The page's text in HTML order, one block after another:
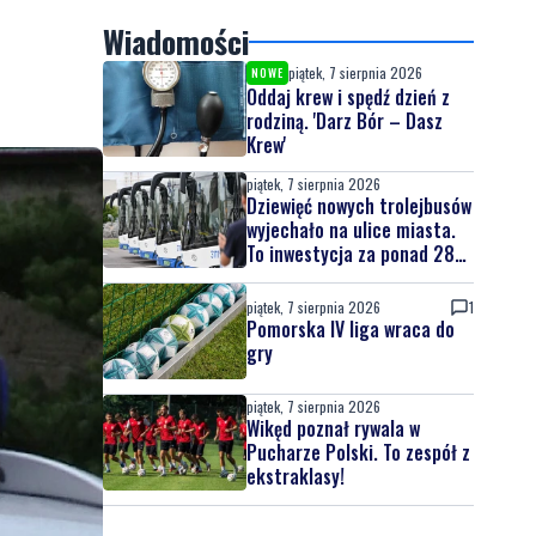
Wiadomości
NOWE piątek, 7 sierpnia 2026
Oddaj krew i spędź dzień z
rodziną. 'Darz Bór – Dasz
Krew'
piątek, 7 sierpnia 2026
Dziewięć nowych trolejbusów
wyjechało na ulice miasta.
To inwestycja za ponad 28
mln zł
piątek, 7 sierpnia 2026 1
Pomorska IV liga wraca do
gry
piątek, 7 sierpnia 2026
Wikęd poznał rywala w
Pucharze Polski. To zespół z
ekstraklasy!